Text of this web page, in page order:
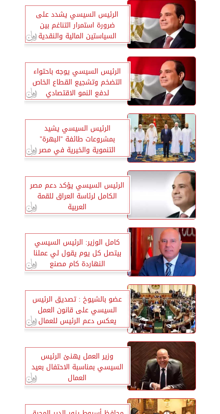
الرئيس السيسي يشدد على
ضرورة استمرار التناغم بين
السياستين المالية والنقدية
الرئيس السيسي يوجه باحتواء
التضخم وتشجيع القطاع الخاص
لدفع النمو الاقتصادي
الرئيس السيسي يشيد
بمشروعات طائفة ”البهرة”
التنموية والخيرية في مصر
الرئيس السيسي يؤكد دعم مصر
الكامل لرئاسة العراق للقمة
العربية
كامل الوزير: الرئيس السيسي
بيتصل كل يوم يقول لي عملنا
النهاردة كام مصنع
عضو بالشيوخ : تصديق الرئيس
السيسي على قانون العمل
يعكس دعم الرئيس للعمال
وزير العمل يهنئ الرئيس
السيسي بمناسبة الاحتفال بعيد
العمال